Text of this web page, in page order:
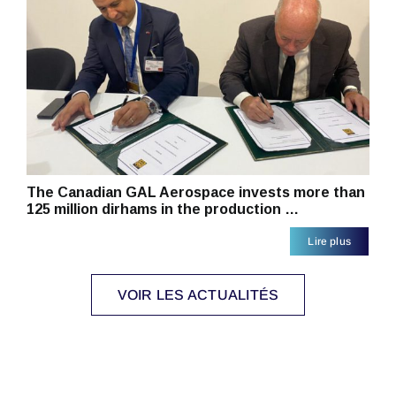
The Canadian GAL Aerospace invests more than
125 million dirhams in the production …
Lire plus
VOIR LES ACTUALITÉS